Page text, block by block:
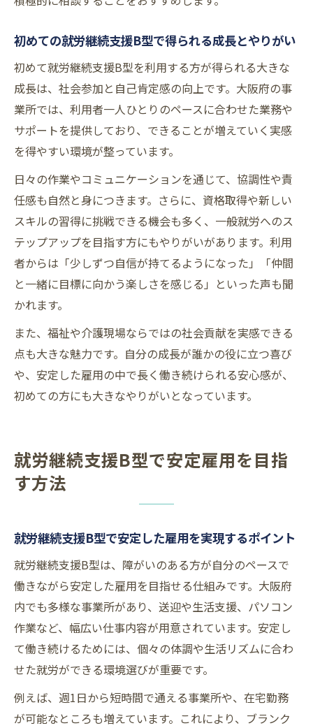
初めての就労継続支援B型で得られる成長とやりがい
初めて就労継続支援B型を利用する方が得られる大きな
成長は、社会参加と自己肯定感の向上です。大阪府の事
業所では、利用者一人ひとりのペースに合わせた業務や
サポートを提供しており、できることが増えていく実感
を得やすい環境が整っています。
日々の作業やコミュニケーションを通じて、協調性や責
任感も自然と身につきます。さらに、資格取得や新しい
スキルの習得に挑戦できる機会も多く、一般就労へのス
テップアップを目指す方にもやりがいがあります。利用
者からは「少しずつ自信が持てるようになった」「仲間
と一緒に目標に向かう楽しさを感じる」といった声も聞
かれます。
また、福祉や介護現場ならではの社会貢献を実感できる
点も大きな魅力です。自分の成長が誰かの役に立つ喜び
や、安定した雇用の中で長く働き続けられる安心感が、
初めての方にも大きなやりがいとなっています。
就労継続支援B型で安定雇用を目指
す方法
就労継続支援B型で安定した雇用を実現するポイント
就労継続支援B型は、障がいのある方が自分のペースで
働きながら安定した雇用を目指せる仕組みです。大阪府
内でも多様な事業所があり、送迎や生活支援、パソコン
作業など、幅広い仕事内容が用意されています。安定し
て働き続けるためには、個々の体調や生活リズムに合わ
せた就労ができる環境選びが重要です。
例えば、週1日から短時間で通える事業所や、在宅勤務
が可能なところも増えています。これにより、ブランク